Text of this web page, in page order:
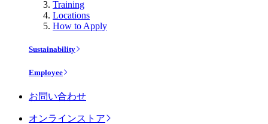
Training
Locations
How to Apply
Sustainability
Employee
お問い合わせ
オンラインストア